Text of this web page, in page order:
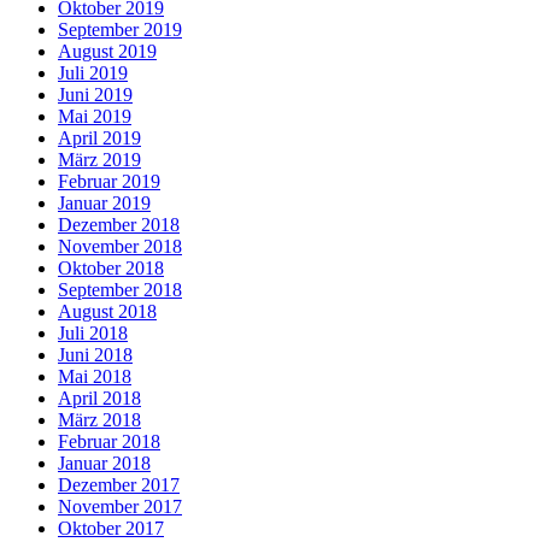
Oktober 2019
September 2019
August 2019
Juli 2019
Juni 2019
Mai 2019
April 2019
März 2019
Februar 2019
Januar 2019
Dezember 2018
November 2018
Oktober 2018
September 2018
August 2018
Juli 2018
Juni 2018
Mai 2018
April 2018
März 2018
Februar 2018
Januar 2018
Dezember 2017
November 2017
Oktober 2017